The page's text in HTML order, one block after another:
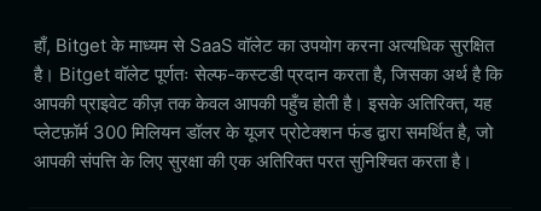
हाँ, Bitget के माध्यम से SaaS वॉलेट का उपयोग करना अत्यधिक सुरक्षित
है। Bitget वॉलेट पूर्णतः सेल्फ-कस्टडी प्रदान करता है, जिसका अर्थ है कि
आपकी प्राइवेट कीज़ तक केवल आपकी पहुँच होती है। इसके अतिरिक्त, यह
प्लेटफ़ॉर्म 300 मिलियन डॉलर के यूजर प्रोटेक्शन फंड द्वारा समर्थित है, जो
आपकी संपत्ति के लिए सुरक्षा की एक अतिरिक्त परत सुनिश्चित करता है।